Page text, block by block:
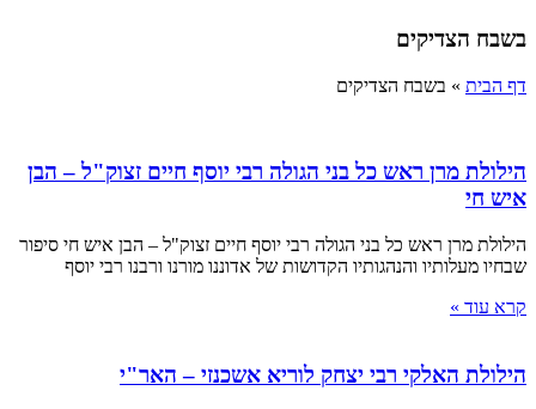
בשבח הצדיקים
דף הבית » בשבח הצדיקים
הילולת מרן ראש כל בני הגולה רבי יוסף חיים זצוק"ל – הבן
איש חי
הילולת מרן ראש כל בני הגולה רבי יוסף חיים זצוק"ל – הבן איש חי סיפור
שבחיו מעלותיו והנהגותיו הקדושות של אדוננו מורנו ורבנו רבי יוסף
קרא עוד »
הילולת האלקי רבי יצחק לוריא אשכנזי – האר"י